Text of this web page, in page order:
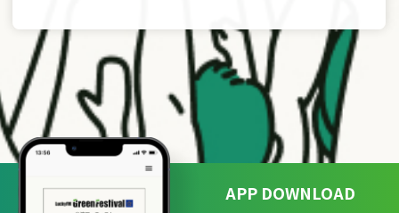
APP DOWNLOAD